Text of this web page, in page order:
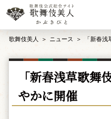
歌舞伎美人 ニュース 「新春
「新春浅草歌舞
やかに開催